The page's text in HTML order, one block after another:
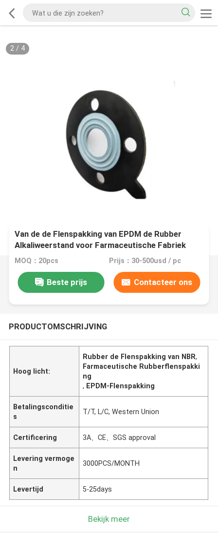
2/ 4
Van de de Flenspakking van EPDM de Rubber
Alkaliweerstand voor Farmaceutische Fabriek
MOQ：20pcs Prijs：30-500usd / pc
Beste prijs Contacteer ons
PRODUCTOMSCHRIJVING
Hoog licht:
Rubber de Flenspakking van NBR,
Farmaceutische Rubberflenspakki
ng
, EPDM-Flenspakking
Betalingsconditie
s
T/T, L/C, Western Union
Certificering 3A、CE、SGS approval
Levering vermoge
n
3000PCS/MONTH
Levertijd 5-25days
Bekijk meer